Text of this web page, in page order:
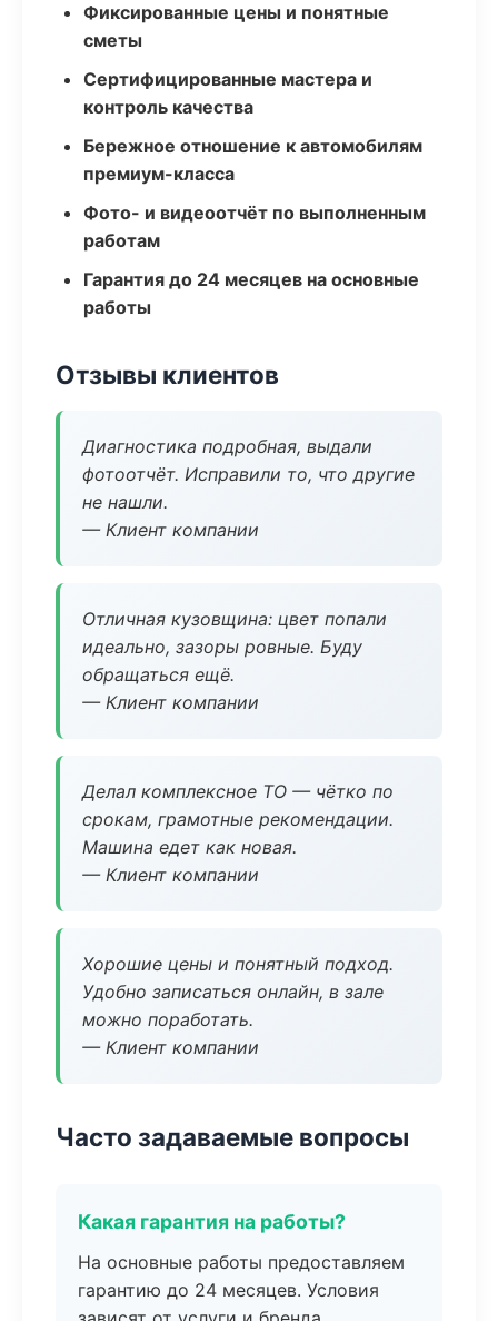
Фиксированные цены и понятные
сметы
Сертифицированные мастера и
контроль качества
Бережное отношение к автомобилям
премиум-класса
Фото- и видеоотчёт по выполненным
работам
Гарантия до 24 месяцев на основные
работы
Отзывы клиентов
Диагностика подробная, выдали
фотоотчёт. Исправили то, что другие
не нашли.
— Клиент компании
Отличная кузовщина: цвет попали
идеально, зазоры ровные. Буду
обращаться ещё.
— Клиент компании
Делал комплексное ТО — чётко по
срокам, грамотные рекомендации.
Машина едет как новая.
— Клиент компании
Хорошие цены и понятный подход.
Удобно записаться онлайн, в зале
можно поработать.
— Клиент компании
Часто задаваемые вопросы
Какая гарантия на работы?
На основные работы предоставляем
гарантию до 24 месяцев. Условия